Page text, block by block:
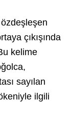
çıkışında
kelime
sayılan
ilgili